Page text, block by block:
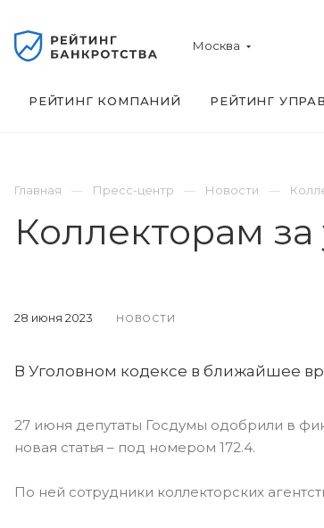
Москва
РЕЙТИНГ КОМПАНИЙ РЕЙТИНГ
Главная Пресс-центр Новости
Коллекторам
28 июня 2023 НОВОСТИ
В Уголовном кодексе в ближайшее
27 июня депутаты Госдумы одобрили в
новая статья – под номером 172.4.
По ней сотрудники коллекторских